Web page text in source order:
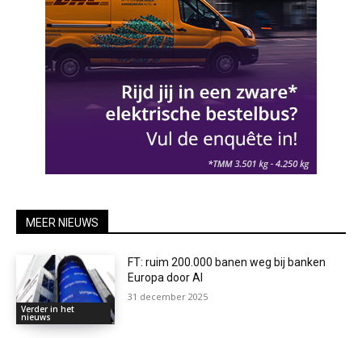
MEER NIEUWS
Verder in het
nieuws
FT: ruim 200.000 banen weg bij banken
Europa door AI
31 december 2025